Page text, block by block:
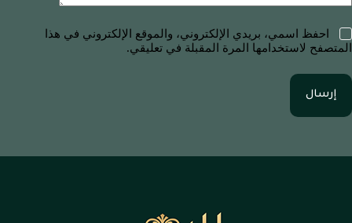
احفظ اسمي، بريدي الإلكتروني، والموقع الإلكتروني في هذا
المتصفح لاستخدامها المرة المقبلة في تعليقي.
إرسال